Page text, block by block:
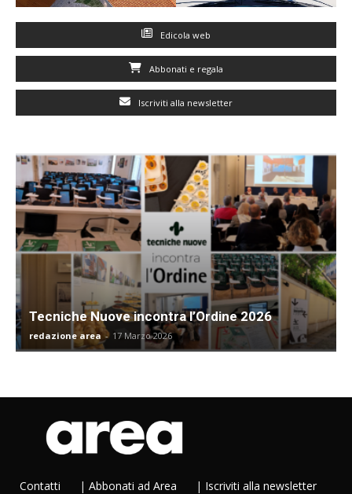
Edicola web
Abbonati e regala
Iscriviti alla newsletter
Tecniche Nuove incontra l’Ordine 2026
redazione area - 17 Marzo 2026
Contatti | Abbonati ad Area | Iscriviti alla newsletter